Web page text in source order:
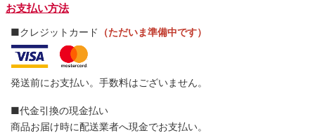
お支払い方法
■クレジットカード （ただいま準備中です）
発送前にお支払い。手数料はございません。
■代金引換の現金払い
商品お届け時に配送業者へ現金でお支払い。